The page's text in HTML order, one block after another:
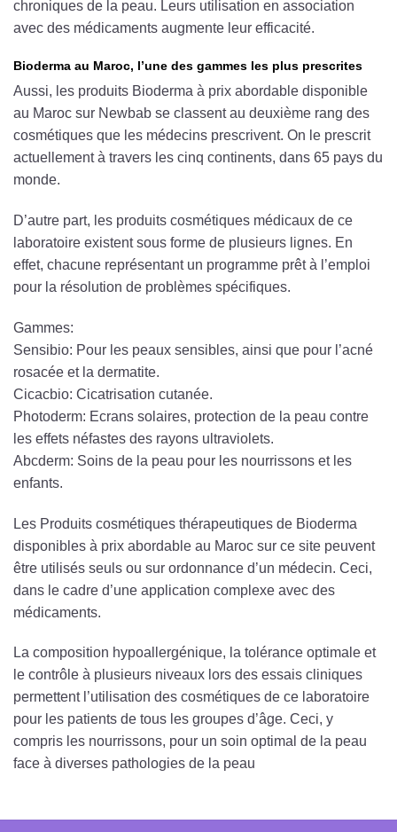
chroniques de la peau. Leurs utilisation en association
avec des médicaments augmente leur efficacité.
Bioderma au Maroc, l’une des gammes les plus prescrites
Aussi, les produits Bioderma à prix abordable disponible
au Maroc sur Newbab se classent au deuxième rang des
cosmétiques que les médecins prescrivent. On le prescrit
actuellement à travers les cinq continents, dans 65 pays du
monde.
D’autre part, les produits cosmétiques médicaux de ce
laboratoire existent sous forme de plusieurs lignes. En
effet, chacune représentant un programme prêt à l’emploi
pour la résolution de problèmes spécifiques.
Gammes:
Sensibio: Pour les peaux sensibles, ainsi que pour l’acné
rosacée et la dermatite.
Cicacbio: Cicatrisation cutanée.
Photoderm: Ecrans solaires, protection de la peau contre
les effets néfastes des rayons ultraviolets.
Abcderm: Soins de la peau pour les nourrissons et les
enfants.
Les Produits cosmétiques thérapeutiques de Bioderma
disponibles à prix abordable au Maroc sur ce site peuvent
être utilisés seuls ou sur ordonnance d’un médecin. Ceci,
dans le cadre d’une application complexe avec des
médicaments.
La composition hypoallergénique, la tolérance optimale et
le contrôle à plusieurs niveaux lors des essais cliniques
permettent l’utilisation des cosmétiques de ce laboratoire
pour les patients de tous les groupes d’âge. Ceci, y
compris les nourrissons, pour un soin optimal de la peau
face à diverses pathologies de la peau